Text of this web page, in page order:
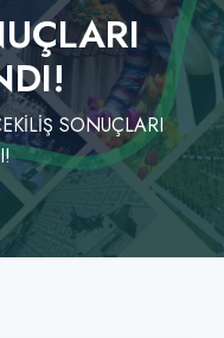
SONUÇLARI